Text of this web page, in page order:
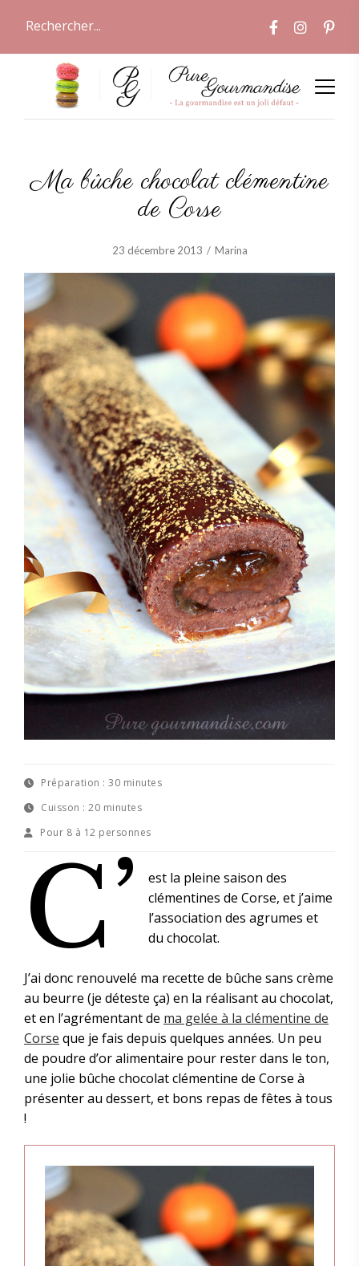
Ma bûche chocolat clémentine
de Corse
23 décembre 2013 Marina
Préparation : 30 minutes
Cuisson : 20 minutes
Pour 8 à 12 personnes
C’
est la pleine saison des
clémentines de Corse, et j’aime
l’association des agrumes et
du chocolat.
J’ai donc renouvelé ma recette de bûche sans crème
au beurre (je déteste ça) en la réalisant au chocolat,
et en l’agrémentant de ma gelée à la clémentine de
Corse que je fais depuis quelques années. Un peu
de poudre d’or alimentaire pour rester dans le ton,
une jolie bûche chocolat clémentine de Corse à
présenter au dessert, et bons repas de fêtes à tous
!